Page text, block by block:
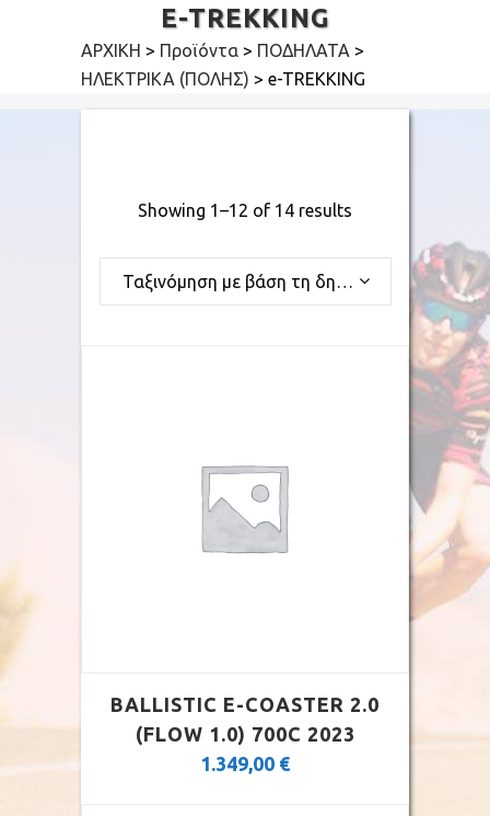
E-TREKKING
ΑΡΧΙΚΗ > Προϊόντα > ΠΟΔΗΛΑΤΑ >
ΗΛΕΚΤΡΙΚΑ (ΠΟΛΗΣ) > e-TREKKING
Showing 1–12 of 14 results
Ταξινόμηση με βάση τη δημοφιλία
BALLISTIC E-COASTER 2.0
(FLOW 1.0) 700C 2023
1.349,00 €